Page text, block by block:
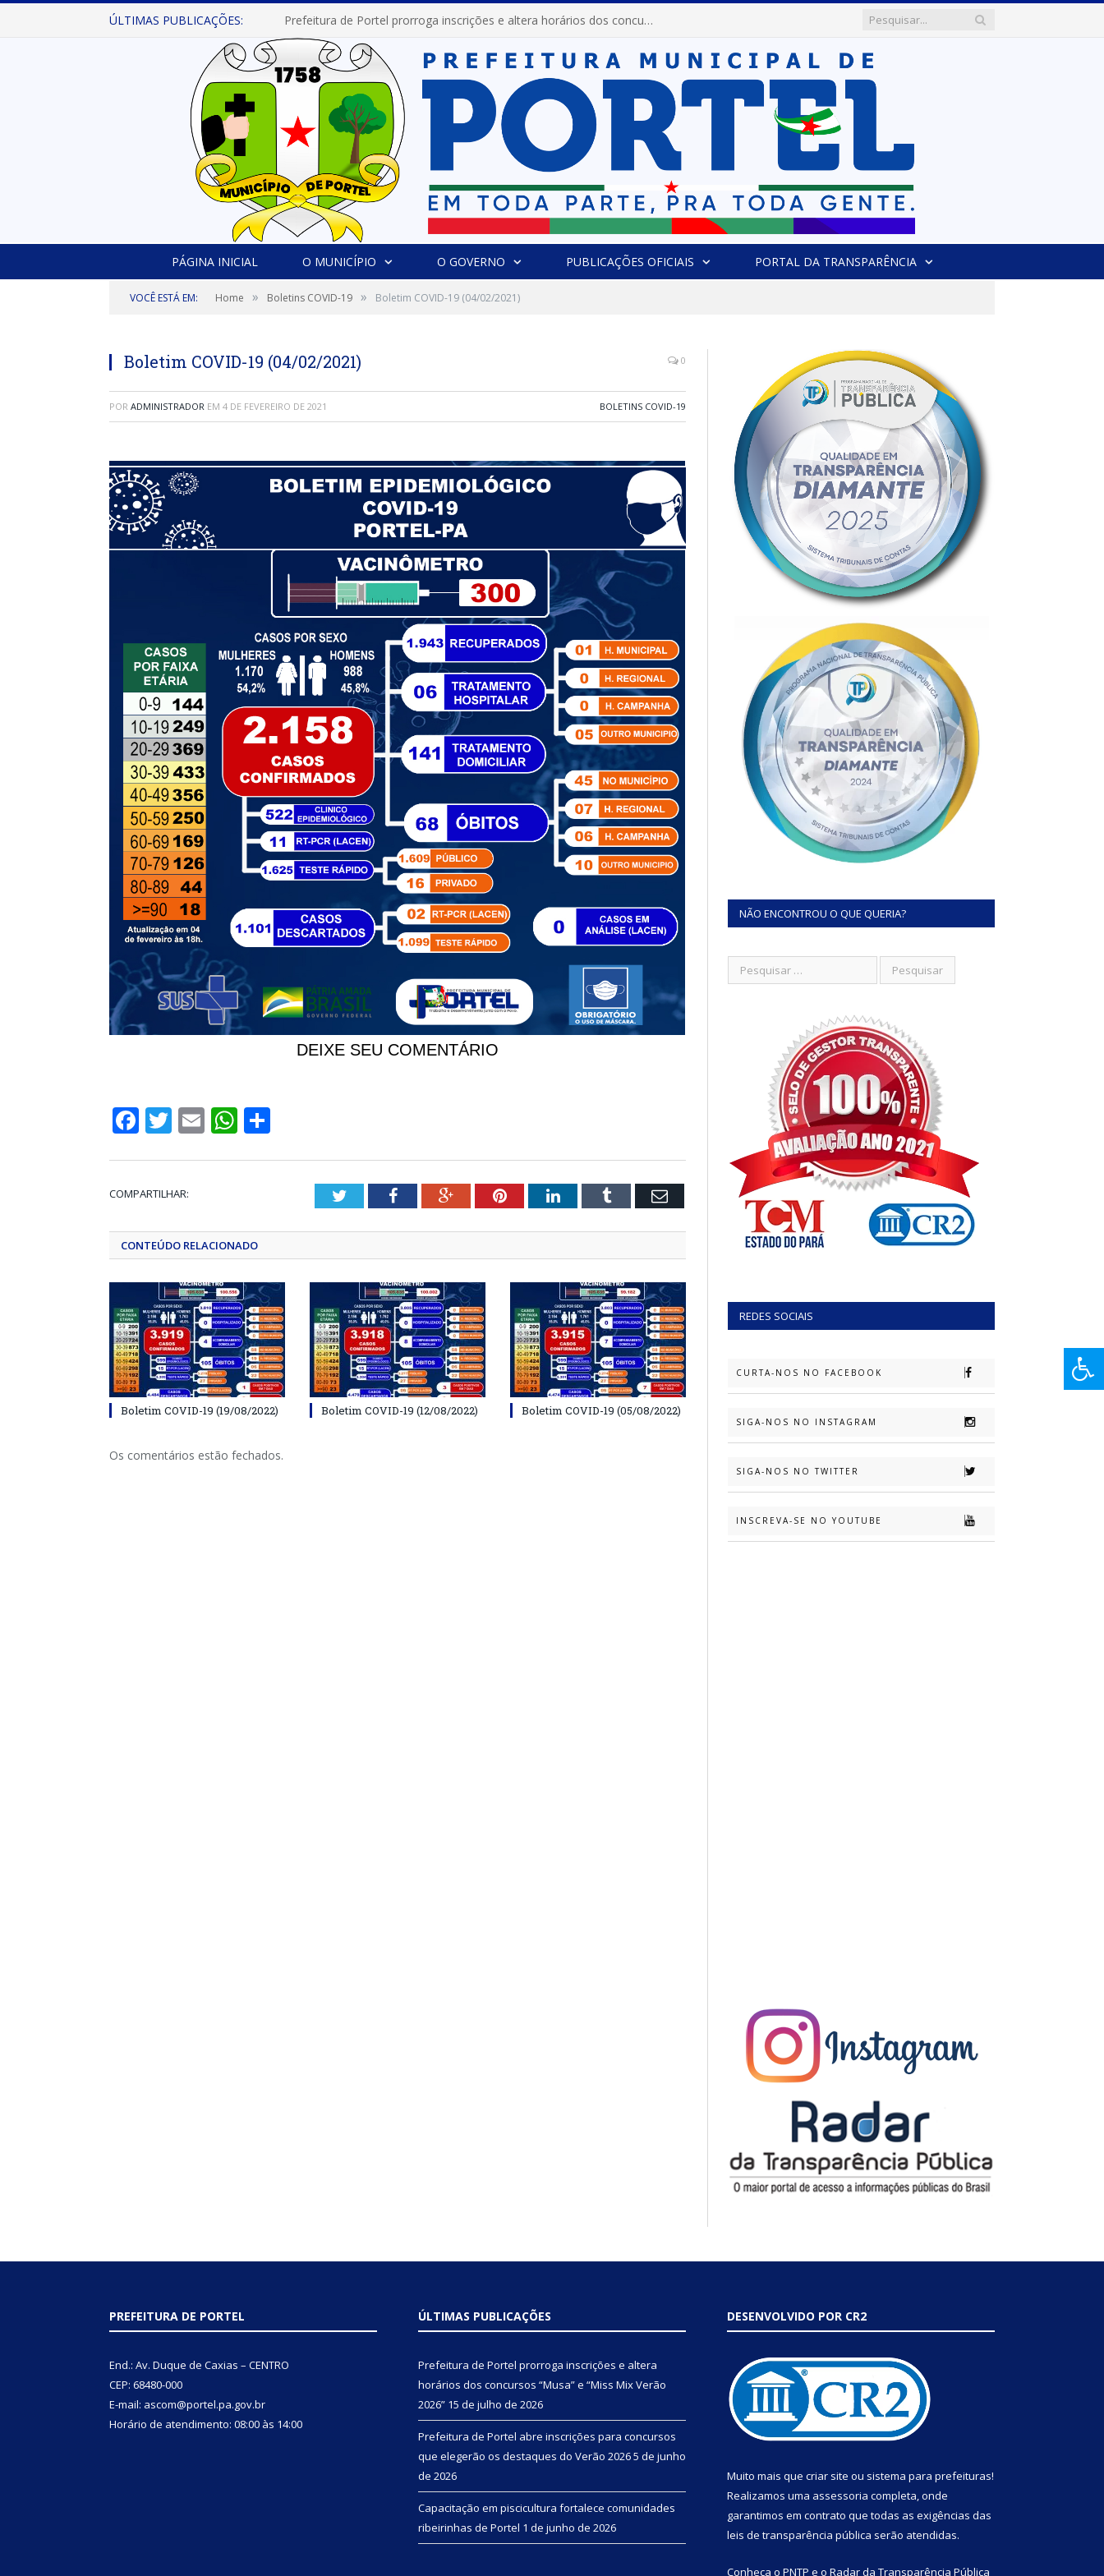
ÚLTIMAS PUBLICAÇÕES: Prefeitura de Portel abre inscrições para concursos que elegerão os destaques do Verão 2026
PÁGINA INICIAL O MUNICÍPIO O GOVERNO PUBLICAÇÕES OFICIAIS PORTAL DA TRANSPARÊNCIA
VOCÊ ESTÁ EM: Home » Boletins COVID-19 » Boletim COVID-19 (04/02/2021)
Boletim COVID-19 (04/02/2021) 0
POR ADMINISTRADOR EM 4 DE FEVEREIRO DE 2021 BOLETINS COVID-19
DEIXE SEU COMENTÁRIO
Facebook
Twitter
EmailWhatsApp
COMPARTILHAR: TwitterFacebookGoogle+PinterestLinkedInTumblr Email
CONTEÚDO RELACIONADO
Boletim COVID-19 (19/08/2022) Boletim COVID-19 (12/08/2022) Boletim COVID-19 (05/08/2022)
Os comentários estão fechados.
NÃO ENCONTROU O QUE QUERIA?
REDES SOCIAIS
CURTA-NOS NO FACEBOOK
SIGA-NOS NO INSTAGRAM
SIGA-NOS NO TWITTER
INSCREVA-SE NO YOUTUBE
PREFEITURA DE PORTEL
End.: Av. Duque de Caxias – CENTRO
CEP: 68480-000
E-mail: ascom@portel.pa.gov.br
Horário de atendimento: 08:00 às 14:00
ÚLTIMAS PUBLICAÇÕES
Prefeitura de Portel prorroga inscrições e altera
horários dos concursos “Musa” e “Miss Mix Verão
2026” 15 de julho de 2026
Prefeitura de Portel abre inscrições para concursos
que elegerão os destaques do Verão 20265 de junho
de 2026
Capacitação em piscicultura fortalece comunidades
ribeirinhas de Portel 1 de junho de 2026
DESENVOLVIDO POR CR2
Muito mais que criar site ou sistema para prefeituras!
Realizamos uma assessoria completa, onde
garantimos em contrato que todas as exigências das
leis de transparência pública serão atendidas.
Conheça o PNTP e o Radar da Transparência Pública